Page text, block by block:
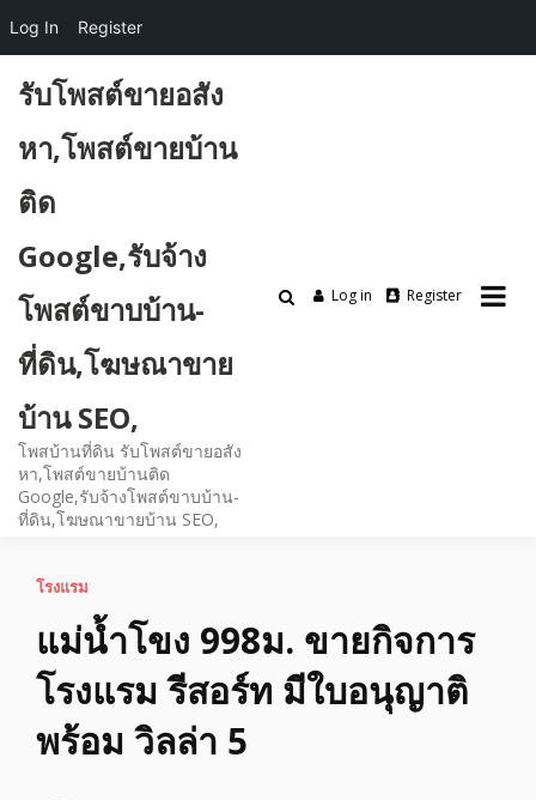
content
รับโพสต์ขายอสัง
หา,โพสต์ขายบ้าน
ติด
Google,รับจ้าง
โพสต์ขาบบ้าน-
ที่ดิน,โฆษณาขาย
บ้าน SEO,
โพสบ้านที่ดิน รับโพสต์ขายอสัง
หา,โพสต์ขายบ้านติด
Google,รับจ้างโพสต์ขาบบ้าน-
ที่ดิน,โฆษณาขายบ้าน SEO,
Log in Register
โรงแรม
แม่น้ำโขง 998ม. ขายกิจการ
โรงแรม รีสอร์ท มีใบอนุญาติ
พร้อม วิลล่า 5
Log In Register